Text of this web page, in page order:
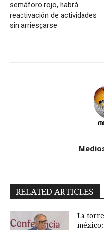
semáforo rojo, habrá
reactivación de actividades
sin arriesgarse
RELATED ARTICLES
La